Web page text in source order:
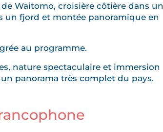
Waitomo, croisière côtière dans un
un fjord et montée panoramique en
au programme.
nature spectaculaire et immersion
panorama très complet du pays.